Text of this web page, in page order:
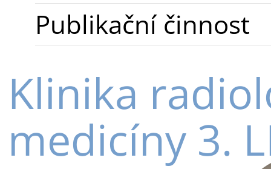
Publikační činnost
Klinika
medicíny 3.